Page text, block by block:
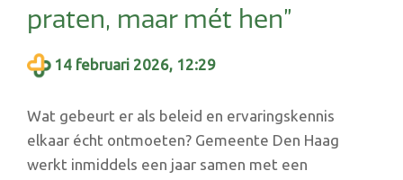
praten, maar mét hen”
14 februari 2026, 12:29
Wat gebeurt er als beleid en ervaringskennis
elkaar écht ontmoeten? Gemeente Den Haag
werkt inmiddels een jaar samen met een